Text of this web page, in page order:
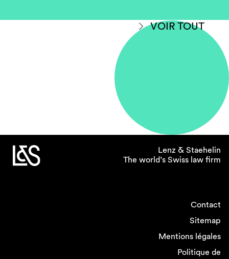
VOIR TOUT
Lenz & Staehelin
The world’s Swiss law firm
Contact
Sitemap
Mentions légales
Politique de